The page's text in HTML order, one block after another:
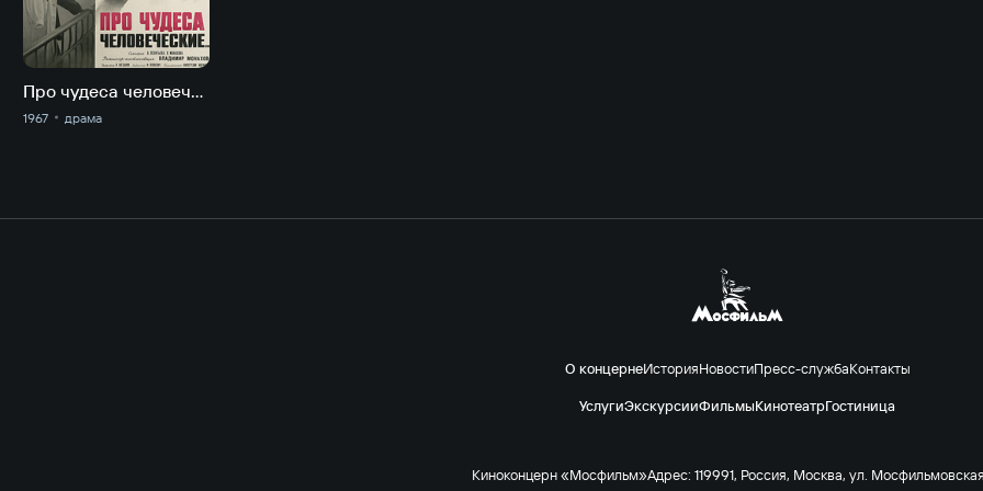
Про чудеса человеческие
1967 драма
О концернеИсторияНовостиПресс-службаКонтакты
УслугиЭкскурсииФильмыКинотеатрГостиница
Киноконцерн «Мосфильм»Адрес: 119991, Россия, Москва, ул.